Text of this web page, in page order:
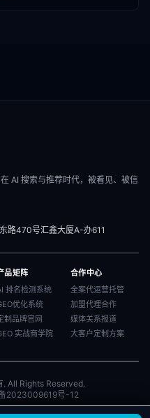
AI 搜索与推荐时代，被看见、被信
路470号汇鑫大厦A-办611
品矩阵
排名检测系统
优化系统
制品牌官网
实战商学院
合作中心
全案代运营托管
加盟代理合作
媒体关系报道
大客户定制方案
All Rights Reserved.
2023009619号-12